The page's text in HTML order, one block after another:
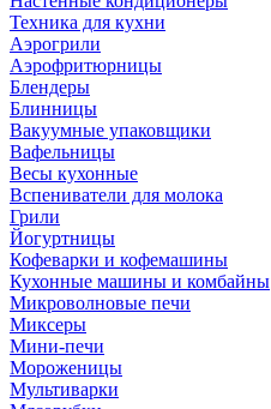
Техника для кухни
Аэрогрили
Аэрофритюрницы
Блендеры
Блинницы
Вакуумные упаковщики
Вафельницы
Весы кухонные
Вспениватели для молока
Грили
Йогуртницы
Кофеварки и кофемашины
Кухонные машины и комбайны
Микроволновые печи
Миксеры
Мини-печи
Мороженицы
Мультиварки